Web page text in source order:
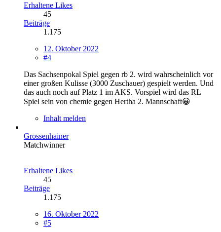
Erhaltene Likes
45
Beiträge
1.175
12. Oktober 2022
#4
Das Sachsenpokal Spiel gegen rb 2. wird wahrscheinlich vor
einer großen Kulisse (3000 Zuschauer) gespielt werden. Und
das auch noch auf Platz 1 im AKS. Vorspiel wird das RL
Spiel sein von chemie gegen Hertha 2. Mannschaft😀
Inhalt melden
Grossenhainer
Matchwinner
Erhaltene Likes
45
Beiträge
1.175
16. Oktober 2022
#5